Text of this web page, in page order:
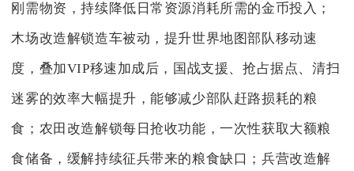
刚需物资，持续降低日常资源消耗所需的金币投入；
木场改造解锁造车被动，提升世界地图部队移动速
度，叠加VIP移速加成后，国战支援、抢占据点、清扫
迷雾的效率大幅提升，能够减少部队赶路损耗的粮
食；农田改造解锁每日抢收功能，一次性获取大额粮
食储备，缓解持续征兵带来的粮食缺口；兵营改造解